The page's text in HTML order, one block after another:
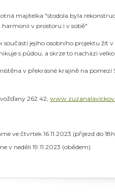
majitelka "stodola byla
v prostoru i v sobě"
součástí jejího osobního projektu žít
s půdou, a skrze to nachází
v překrásné krajině na
262 42,
ve čtvrtek 16.11.2023 (příjezd do
v neděli 19.11.2023 (obědem)